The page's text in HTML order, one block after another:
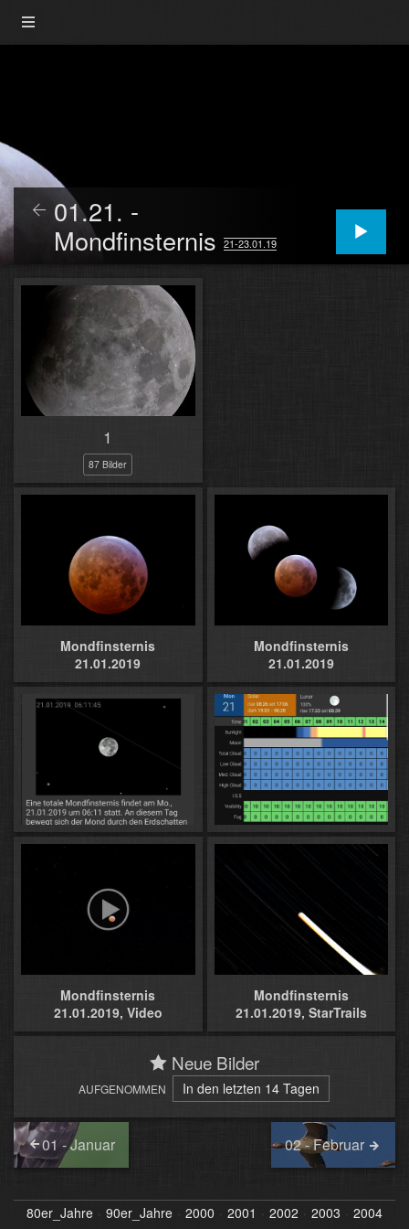
01.21. -
Mondfinsternis 21-23.01.19
1
87 Bilder
Mondfinsternis
21.01.2019
Mondfinsternis
21.01.2019
Mondfinsternis
21.01.2019, Video
Mondfinsternis
21.01.2019, StarTrails
Neue Bilder
AUFGENOMMEN In den letzten 14 Tagen
01 - Januar 02 - Februar
80er_Jahre 90er_Jahre 2000 2001 2002 2003
2004